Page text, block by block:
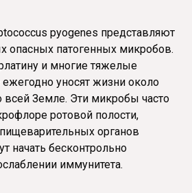
pyogenes представляют
опасных патогенных микробов.
и многие тяжелые
уносят жизни около
всей Земле. Эти микробы часто
ротовой полости,
органов
начать бесконтрольно
иммунитета.